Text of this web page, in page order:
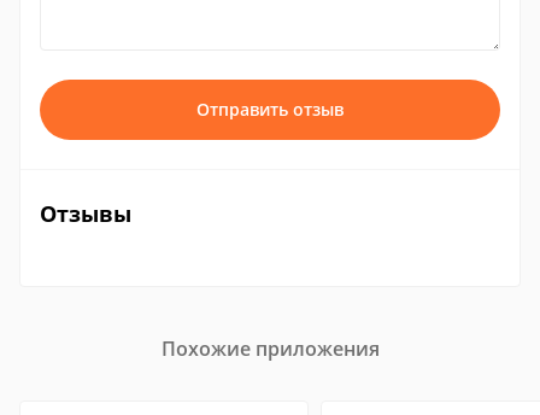
Отправить отзыв
Отзывы
Похожие приложения